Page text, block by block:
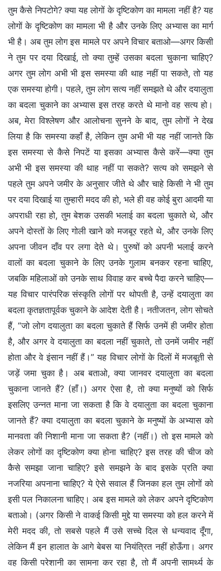
तुम कैसे निपटोगे? क्या यह लोगों के दृष्टिकोण का मामला नहीं है? यह
लोगों के दृष्टिकोण का मामला भी है और उनके लिए अभ्यास का मार्ग
भी है। अब तुम लोग इस मामले पर अपने विचार बताओ—अगर किसी
ने तुम पर दया दिखाई, तो क्या तुम्हें उसका बदला चुकाना चाहिए?
अगर तुम लोग अभी भी इस समस्या की थाह नहीं पा सकते, तो यह
एक समस्या होगी। पहले, तुम लोग सत्य नहीं समझते थे और दयालुता
का बदला चुकाने का अभ्यास इस तरह करते थे मानो वह सत्य हो।
अब, मेरा विश्लेषण और आलोचना सुनने के बाद, तुम लोगों ने देख
लिया है कि समस्या कहाँ है, लेकिन तुम अभी भी यह नहीं जानते कि
इस समस्या से कैसे निपटें या इसका अभ्यास कैसे करें—क्या तुम
अभी भी इस समस्या की थाह नहीं पा सकते? सत्य को समझने से
पहले तुम अपने जमीर के अनुसार जीते थे और चाहे किसी ने भी तुम
पर दया दिखाई या तुम्हारी मदद की हो, भले ही वह कोई बुरा आदमी या
अपराधी रहा हो, तुम बेशक उसकी भलाई का बदला चुकाते थे, और
अपने दोस्तों के लिए गोली खाने को मजबूर रहते थे, और उनके लिए
अपना जीवन दाँव पर लगा देते थे। पुरुषों को अपनी भलाई करने
वालों का बदला चुकाने के लिए उनके गुलाम बनकर रहना चाहिए,
जबकि महिलाओं को उनके साथ विवाह कर बच्चे पैदा करने चाहिए—
यह विचार पारंपरिक संस्कृति लोगों पर थोपती है, उन्हें दयालुता का
बदला कृतज्ञतापूर्वक चुकाने के आदेश देती है। नतीजतन, लोग सोचते
हैं, “जो लोग दयालुता का बदला चुकाते हैं सिर्फ उनमें ही जमीर होता
है, और अगर वे दयालुता का बदला नहीं चुकाते, तो उनमें जमीर नहीं
होता और वे इंसान नहीं हैं।” यह विचार लोगों के दिलों में मजबूती से
जड़ें जमा चुका है। अब बताओ, क्या जानवर दयालुता का बदला
चुकाना जानते हैं? (हाँ।) अगर ऐसा है, तो क्या मनुष्यों को सिर्फ
इसलिए उन्नत माना जा सकता है कि वे दयालुता का बदला चुकाना
जानते हैं? क्या दयालुता का बदला चुकाने के मनुष्यों के अभ्यास को
मानवता की निशानी माना जा सकता है? (नहीं।) तो इस मामले को
लेकर लोगों का दृष्टिकोण क्या होना चाहिए? इस तरह की चीज को
कैसे समझा जाना चाहिए? इसे समझने के बाद इसके प्रति क्या
नजरिया अपनाना चाहिए? ये ऐसे सवाल हैं जिनका हल तुम लोगों को
इसी पल निकालना चाहिए। अब इस मामले को लेकर अपने दृष्टिकोण
बताओ। (अगर किसी ने वाकई किसी मुद्दे या समस्या को हल करने में
मेरी मदद की, तो सबसे पहले मैं उसे सच्चे दिल से धन्यवाद दूँगा,
लेकिन मैं इन हालात के आगे बेबस या नियंत्रित नहीं होऊँगा। अगर
वह किसी परेशानी का सामना कर रहा है, तो मैं अपनी सामर्थ्य के